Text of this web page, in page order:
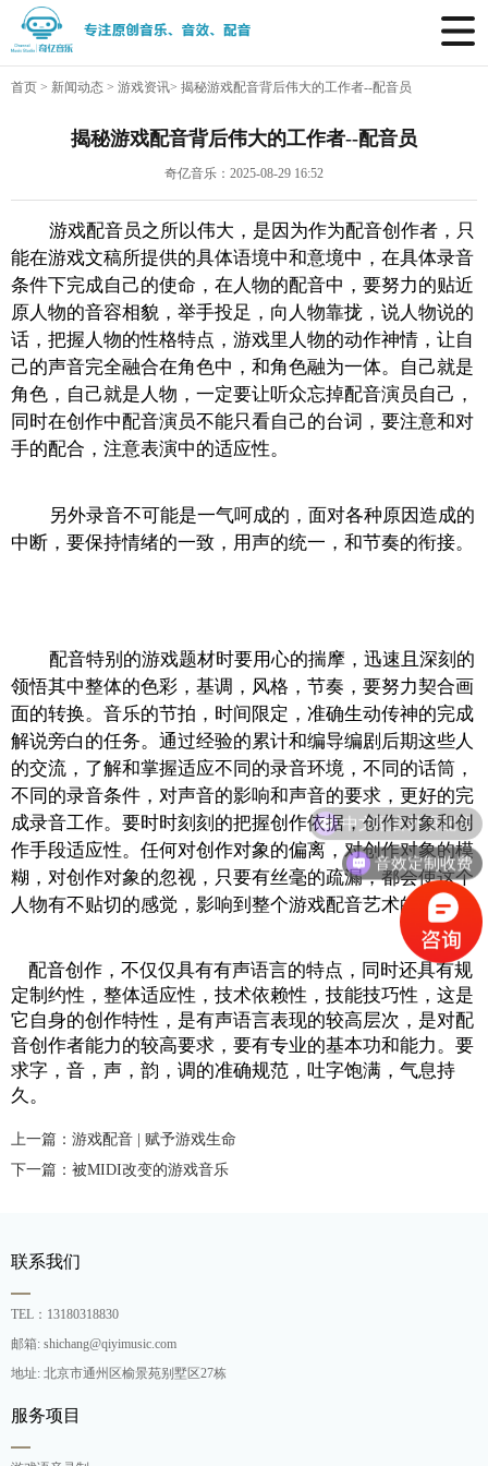
首页 > 新闻动态 > 游戏资讯> 揭秘游戏配音背后伟大的工作者--配音员
揭秘游戏配音背后伟大的工作者--配音员
奇亿音乐：2025-08-29 16:52
游戏配音员之所以伟大，是因为作为配音创作者，只
能在游戏文稿所提供的具体语境中和意境中， 在具体录音
条件下完成自己的使命，在人物的配音中，要努力的贴近
原人物的音容相貌，举手投足，向人物靠拢，说人物说的
话，把握人物的性格特点， 游戏里人物的动作神情 ，让自
己的声音完全融合在角色中，和角色融为一体。自己就是
角色，自己就是人物，一定要让听众忘掉配音演员自己，
同时在创作中配音演员不能只看自己的台词，要注意和对
手的配合，注意表演中的适应性。
另外录音不可能是一气呵成的，面对各种原因造成的
中断，要保持情绪的一致，用声的统一，和节奏的衔接。
配音特别的游戏题材时要用心的揣摩，迅速 且 深刻的
领悟其中整体的色彩，基调，风格，节奏，要努力契合画
面的转换。 音乐的节拍，时间限定，准确生动传神的完成
解说旁白的任务。通过经验的累计和编导编剧后期这些人
的交流，了解和掌握适应不同的录音环境，不同的话筒，
不同的录音条件，对声音的影响和声音的要求，更好的完
成录音工作。要时时刻刻的把握创作依据，创作对象和创
作手段适应性。任何对创作对象的偏离，对创作对象的模
糊，对创作对象的忽视，只要有丝毫的疏漏，都会使这个
人物有不贴切的感觉，影响到整个游戏配音艺术的创作。
配音创作，不仅仅具有有声语言的特点，同时还具有规
定制约性，整体适应性，技术依赖性，技能技巧性，这是
它自身的创作特性，是有声语言表现的较高层次，是对配
音创作者能力的较高要求，要有专业的基本功和能力。要
求字，音，声，韵，调的准确规范，吐字饱满，气息持
久。
上一篇：游戏配音 | 赋予游戏生命
下一篇：被MIDI改变的游戏音乐
联系我们
TEL：13180318830
邮箱: shichang@qiyimusic.com
地址: 北京市通州区榆景苑别墅区27栋
服务项目
音效定制收费
中文配音外语配音